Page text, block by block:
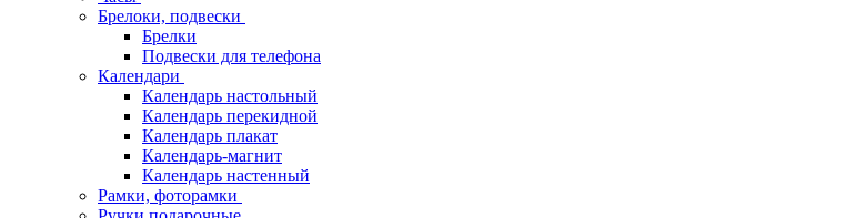
Брелоки, подвески
Брелки
Подвески для телефона
Календари
Календарь настольный
Календарь перекидной
Календарь плакат
Календарь-магнит
Календарь настенный
Рамки, фоторамки